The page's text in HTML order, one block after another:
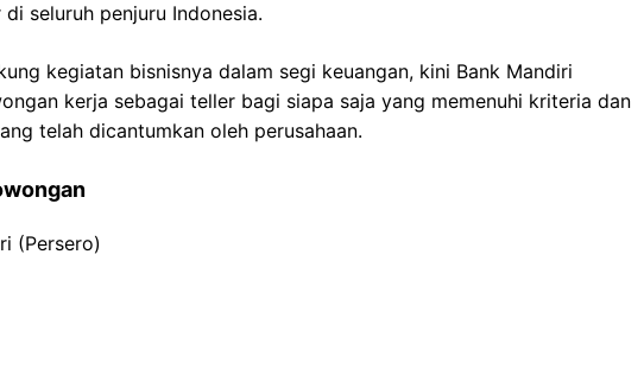
seluruh penjuru Indonesia.
kegiatan bisnisnya dalam segi keuangan, kini Bank Mandiri
kerja sebagai teller bagi siapa saja yang memenuhi kriteria dan
telah dicantumkan oleh perusahaan.
(Persero)